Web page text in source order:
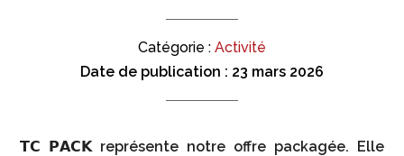
Catégorie : Activité
Date de publication : 23 mars 2026
𝗧𝗖 𝗣𝗔𝗖𝗞 représente notre offre packagée. Elle